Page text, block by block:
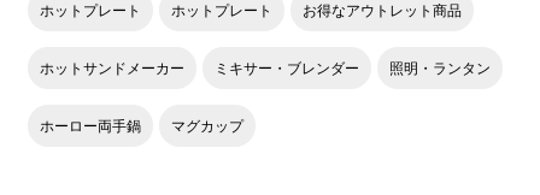
ホットプレート ホットプレート お得なアウトレット商品
ホットサンドメーカー ミキサー・ブレンダー 照明・ランタン
ホーロー両手鍋 マグカップ